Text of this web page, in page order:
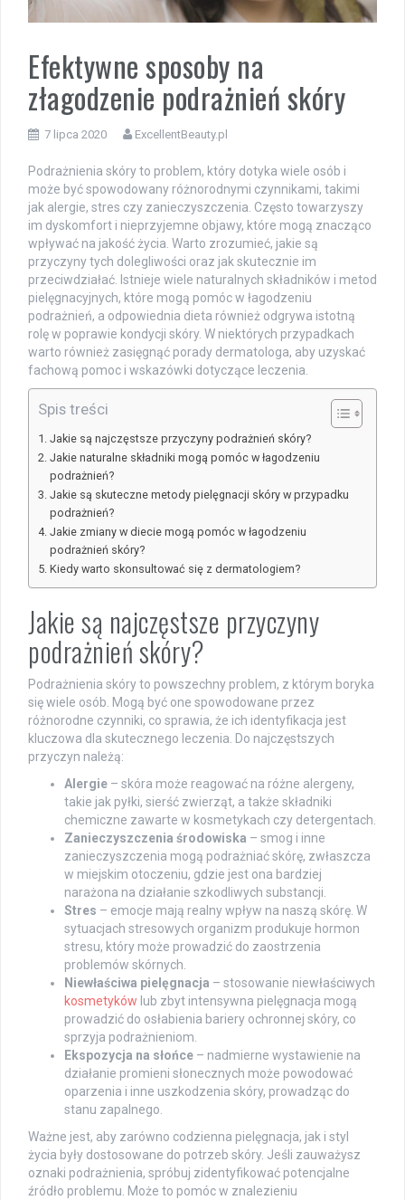
Efektywne sposoby na
złagodzenie podrażnień skóry
7 lipca 2020 ExcellentBeauty.pl
Podrażnienia skóry to problem, który dotyka wiele osób i
może być spowodowany różnorodnymi czynnikami, takimi
jak alergie, stres czy zanieczyszczenia. Często towarzyszy
im dyskomfort i nieprzyjemne objawy, które mogą znacząco
wpływać na jakość życia. Warto zrozumieć, jakie są
przyczyny tych dolegliwości oraz jak skutecznie im
przeciwdziałać. Istnieje wiele naturalnych składników i metod
pielęgnacyjnych, które mogą pomóc w łagodzeniu
podrażnień, a odpowiednia dieta również odgrywa istotną
rolę w poprawie kondycji skóry. W niektórych przypadkach
warto również zasięgnąć porady dermatologa, aby uzyskać
fachową pomoc i wskazówki dotyczące leczenia.
Spis treści
Jakie są najczęstsze przyczyny podrażnień skóry?
Jakie naturalne składniki mogą pomóc w łagodzeniu
podrażnień?
Jakie są skuteczne metody pielęgnacji skóry w przypadku
podrażnień?
Jakie zmiany w diecie mogą pomóc w łagodzeniu
podrażnień skóry?
Kiedy warto skonsultować się z dermatologiem?
Jakie są najczęstsze przyczyny
podrażnień skóry?
Podrażnienia skóry to powszechny problem, z którym boryka
się wiele osób. Mogą być one spowodowane przez
różnorodne czynniki, co sprawia, że ich identyfikacja jest
kluczowa dla skutecznego leczenia. Do najczęstszych
przyczyn należą:
Alergie – skóra może reagować na różne alergeny,
takie jak pyłki, sierść zwierząt, a także składniki
chemiczne zawarte w kosmetykach czy detergentach.
Zanieczyszczenia środowiska – smog i inne
zanieczyszczenia mogą podrażniać skórę, zwłaszcza
w miejskim otoczeniu, gdzie jest ona bardziej
narażona na działanie szkodliwych substancji.
Stres – emocje mają realny wpływ na naszą skórę. W
sytuacjach stresowych organizm produkuje hormon
stresu, który może prowadzić do zaostrzenia
problemów skórnych.
Niewłaściwa pielęgnacja – stosowanie niewłaściwych
kosmetyków lub zbyt intensywna pielęgnacja mogą
prowadzić do osłabienia bariery ochronnej skóry, co
sprzyja podrażnieniom.
Ekspozycja na słońce – nadmierne wystawienie na
działanie promieni słonecznych może powodować
oparzenia i inne uszkodzenia skóry, prowadząc do
stanu zapalnego.
Ważne jest, aby zarówno codzienna pielęgnacja, jak i styl
życia były dostosowane do potrzeb skóry. Jeśli zauważysz
oznaki podrażnienia, spróbuj zidentyfikować potencjalne
źródło problemu. Może to pomóc w znalezieniu